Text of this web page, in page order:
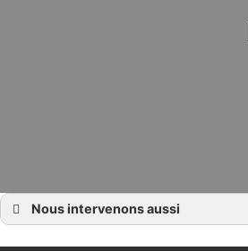
Nous intervenons aussi